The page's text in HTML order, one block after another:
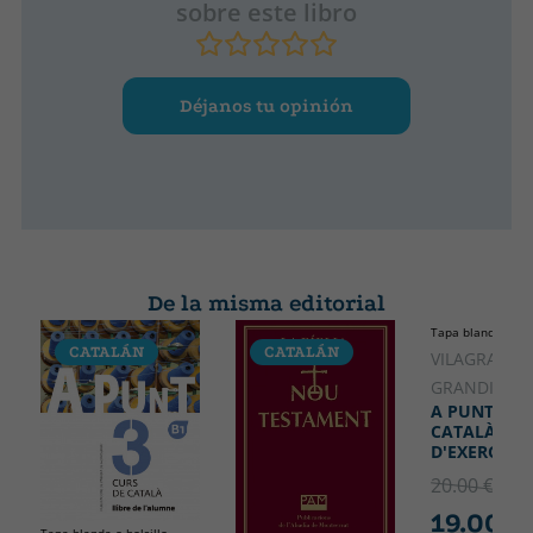
sobre este libro
Déjanos tu opinión
De la misma editorial
CATALÁN CATALÁN CATALÁN
Tapa blanda o
VILAGRASA
GRANDIA,
A PUNT.
CATALÀ.
20.00 €
19.00 €